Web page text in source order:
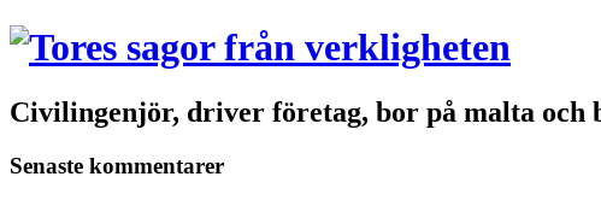
Civilingenjör, driver företag, bor på malta och
Senaste kommentarer